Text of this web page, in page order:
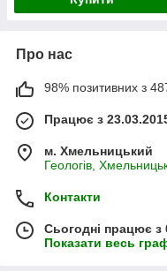
Про нас
98% позитивних з 487
Працює з
м. Хмельницький
Геологів,
Контакти
Сьогодні працює з
Показати весь